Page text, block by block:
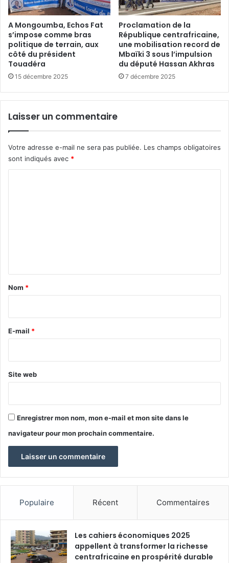
A Mongoumba, Echos Fat
s’impose comme bras
politique de terrain, aux
côté du président
Touadéra
15 décembre 2025
Proclamation de la
République centrafricaine,
une mobilisation record de
Mbaïki 3 sous l’impulsion
du député Hassan Akhras
7 décembre 2025
Laisser un commentaire
Votre adresse e-mail ne sera pas publiée. Les champs obligatoires
sont indiqués avec *
a
e
Nom *
E-mail *
Site web
Enregistrer mon nom, mon e-mail et mon site dans le
navigateur pour mon prochain commentaire.
Populaire Récent Commentaires
Les cahiers économiques 2025
appellent à transformer la richesse
centrafricaine en prospérité durable